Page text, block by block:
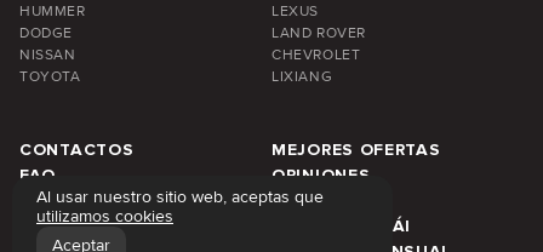
HUMMER
LEXUS
DODGE
LAND ROVER
NISSAN
CHEVROLET
TOYOTA
LIXIANG
CONTACTOS
MEJORES OFERTAS
FAQ
OPINIONES
SOBRE NOSOTROS
BLOG
PRECIOS DE ALQUILER
ÁREA DE DUBÁI
Al usar nuestro sitio web, aceptas que
utilizamos cookies
Aceptar